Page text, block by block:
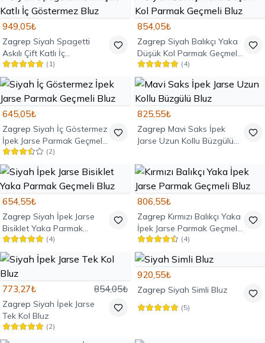
949,05₺
Zagrep Siyah Spagetti
Askılı Çift Katlı İç
Göstermez Bluz
( 1)
854,05₺
Zagrep Siyah Balıkçı Yaka
Düşük Kol Parmak Geçmeli
Bluz
(4)
645,05₺
Zagrep Siyah İç Göstermez
İpek Jarse Parmak Geçmeli
Bluz
(2)
825,55₺
Zagrep Mavi Saks İpek
Jarse Uzun Kollu Büzgülü
654,55₺
Zagrep Siyah İpek Jarse
Bisiklet Yaka Parmak
Geçmeli Bluz
(4)
806,55₺
Zagrep Kırmızı Balıkçı Yaka
İpek Jarse Parmak Geçmeli
Bluz
(4)
773,27₺ 854,05₺
Zagrep Siyah İpek Jarse
Tek Kol Bluz
(2)
920,55₺
Zagrep Siyah Simli Bluz
(5)